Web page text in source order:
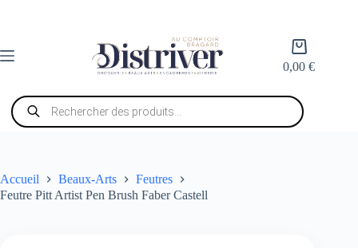
Panier
d’achat
0,00€
Recherche
de
produits
Accueil Beaux-Arts
Feutres
Feutre Pitt Artist Pen Brush Faber Castell